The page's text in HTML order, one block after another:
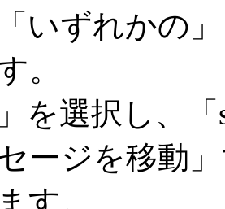
いずれかの
。
」を選択し、
セージを移動
す。